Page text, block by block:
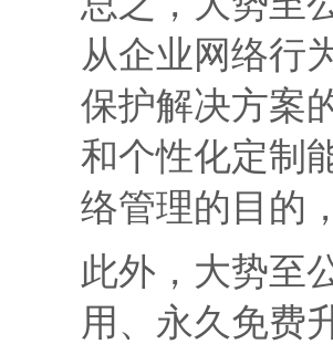
从企业网络行
保护解决方案
和个性化定制
络管理的目的
此外，大势至
用、永久免费